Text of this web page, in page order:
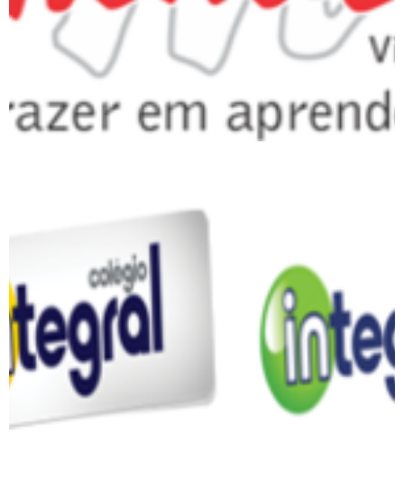
Colégio Integral e Colégio
Integral Kids